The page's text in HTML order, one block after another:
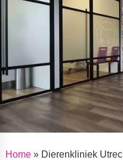
Home» Dierenkliniek